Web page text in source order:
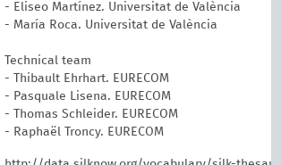
- Eliseo Martínez. Universitat de València
- María Roca. Universitat de València
Technical team
- Thibault Ehrhart. EURECOM
- Pasquale Lisena. EURECOM
- Thomas Schleider. EURECOM
- Raphaël Troncy. EURECOM